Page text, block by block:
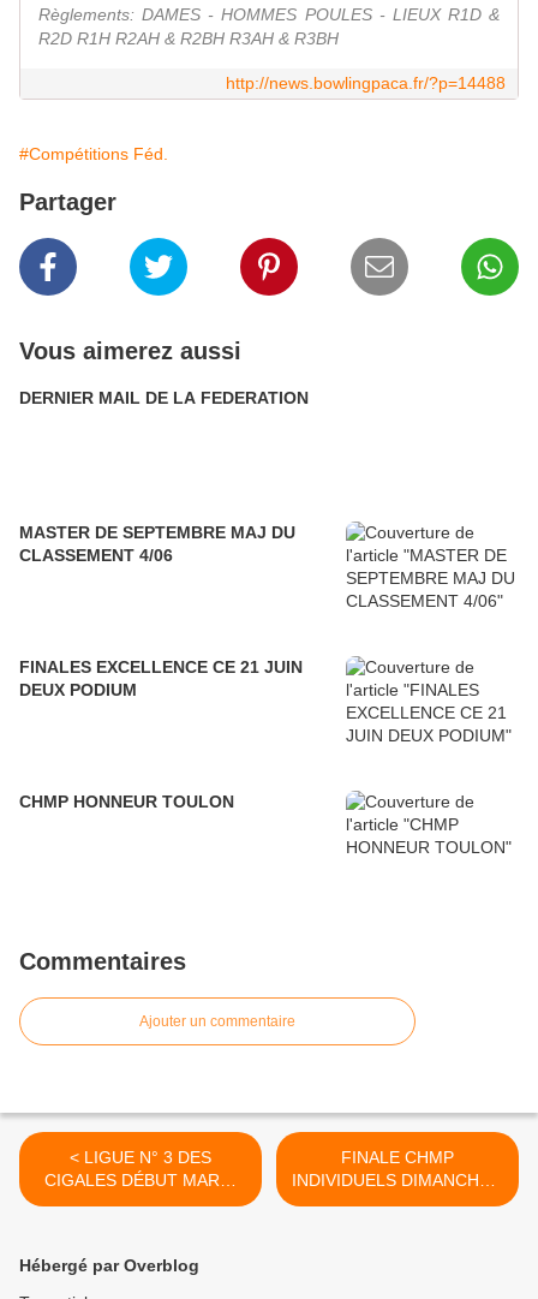
Règlements: DAMES - HOMMES POULES - LIEUX R1D &
R2D R1H R2AH & R2BH R3AH & R3BH
http://news.bowlingpaca.fr/?p=14488
#Compétitions Féd.
Partager
Vous aimerez aussi
DERNIER MAIL DE LA FEDERATION
MASTER DE SEPTEMBRE MAJ DU
CLASSEMENT 4/06
FINALES EXCELLENCE CE 21 JUIN
DEUX PODIUM
CHMP HONNEUR TOULON
Commentaires
Ajouter un commentaire
< LIGUE N° 3 DES
CIGALES DÉBUT MARDI
22 MAI MAJ 21/5
FINALE CHMP
INDIVIDUELS DIMANCHE 3
JUIN RAPPEL MAJ 29/5 >
Hébergé par Overblog